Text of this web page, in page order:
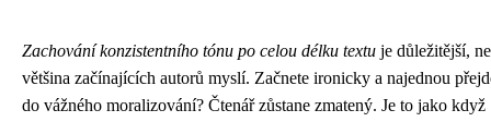
Zachování konzistentního tónu po celou délku textu je důležitější,
většina začínajících autorů myslí. Začnete ironicky a najednou
do vážného moralizování? Čtenář zůstane zmatený. Je to jako když